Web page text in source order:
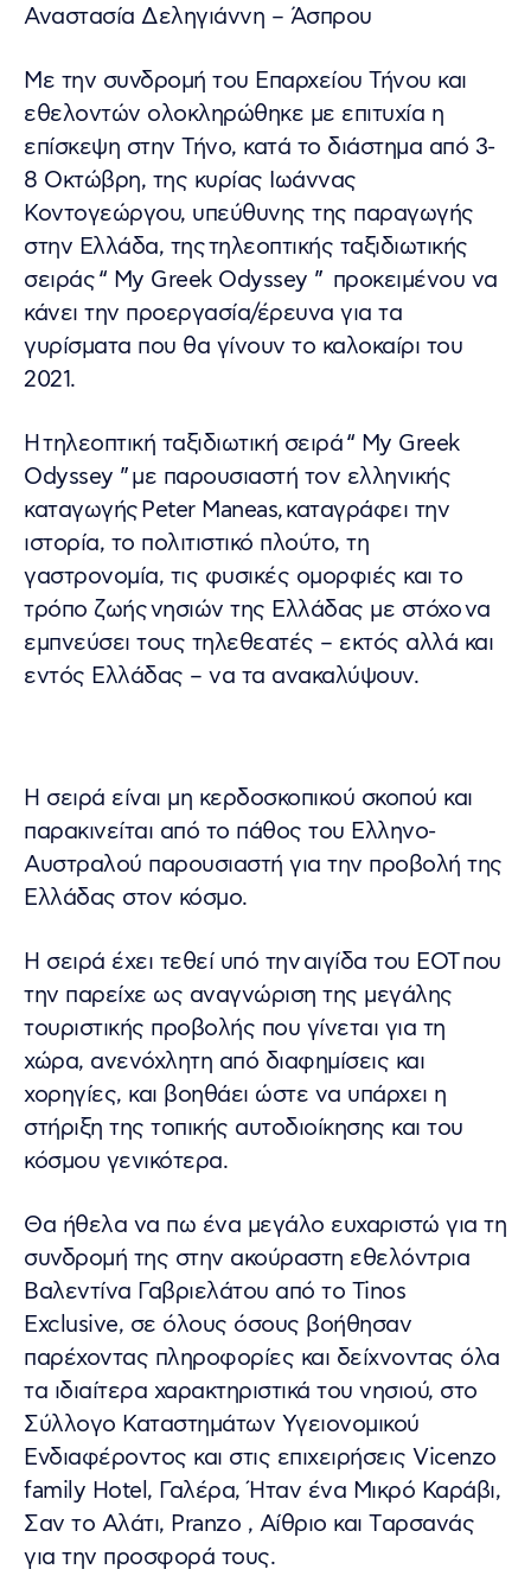
Αναστασία Δεληγιάννη – Άσπρου
Με την συνδρομή του Επαρχείου Τήνου και
εθελοντών ολοκληρώθηκε με επιτυχία η
επίσκεψη στην Τήνο, κατά το διάστημα από 3-
8 Οκτώβρη, της κυρίας Ιωάννας
Κοντογεώργου, υπεύθυνης της παραγωγής
στην Ελλάδα, της τηλεοπτικής ταξιδιωτικής
σειράς “ My Greek Odyssey ” προκειμένου να
κάνει την προεργασία/έρευνα για τα
γυρίσματα που θα γίνουν το καλοκαίρι του
2021.
H τηλεοπτική ταξιδιωτική σειρά “ My Greek
Odyssey ” με παρουσιαστή τον ελληνικής
καταγωγής Peter Maneas, καταγράφει την
ιστορία, το πολιτιστικό πλούτο, τη
γαστρονομία, τις φυσικές ομορφιές και το
τρόπο ζωής νησιών της Ελλάδας με στόχο να
εμπνεύσει τους τηλεθεατές – εκτός αλλά και
εντός Ελλάδας – να τα ανακαλύψουν.
Η σειρά είναι μη κερδοσκοπικού σκοπού και
παρακινείται από το πάθος του Ελληνο-
Αυστραλού παρουσιαστή για την προβολή της
Ελλάδας στον κόσμο.
Η σειρά έχει τεθεί υπό την αιγίδα του ΕΟΤ που
την παρείχε ως αναγνώριση της μεγάλης
τουριστικής προβολής που γίνεται για τη
χώρα, ανενόχλητη από διαφημίσεις και
χορηγίες, και βοηθάει ώστε να υπάρχει η
στήριξη της τοπικής αυτοδιοίκησης και του
κόσμου γενικότερα.
Θα ήθελα να πω ένα μεγάλο ευχαριστώ για τη
συνδρομή της στην ακούραστη εθελόντρια
Βαλεντίνα Γαβριελάτου από το Tinos
Exclusive, σε όλους όσους βοήθησαν
παρέχοντας πληροφορίες και δείχνοντας όλα
τα ιδιαίτερα χαρακτηριστικά του νησιού, στο
Σύλλογο Καταστημάτων Υγειονομικού
Ενδιαφέροντος και στις επιχειρήσεις Vicenzo
family Hotel, Γαλέρα, Ήταν ένα Μικρό Καράβι,
Σαν το Αλάτι, Pranzo , Αίθριο και Tαρσανάς
για την προσφορά τους.